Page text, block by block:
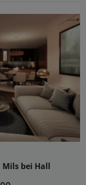
Mils bei Hall